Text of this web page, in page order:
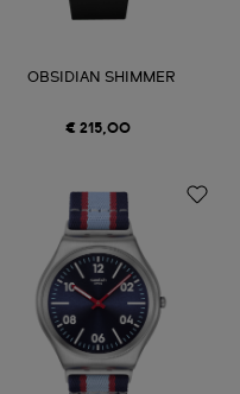
OBSIDIAN SHIMMER
€ 215,00